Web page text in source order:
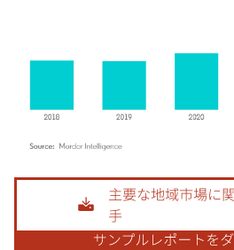
画像 © Mordor Intelligence。再利用にはCC